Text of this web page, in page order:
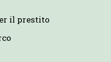
il prestito